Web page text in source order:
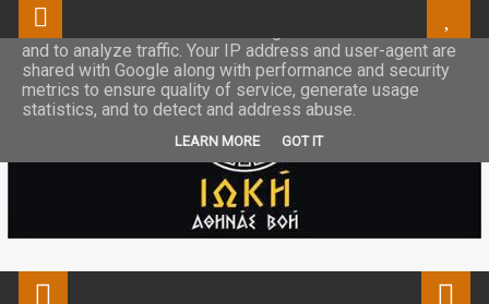
This site uses cookies from Google to deliver its services
and to analyze traffic. Your IP address and user-agent are
shared with Google along with performance and security
metrics to ensure quality of service, generate usage
statistics, and to detect and address abuse.
LEARN MORE GOT IT